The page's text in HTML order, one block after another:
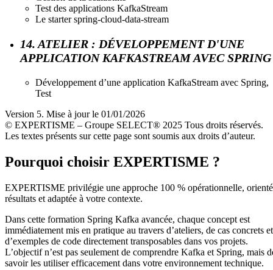
Test des applications KafkaStream
Le starter spring-cloud-data-stream
14. ATELIER : DÉVELOPPEMENT D'UNE
APPLICATION KAFKASTREAM AVEC SPRING
Développement d’une application KafkaStream avec Spring,
Test
Version 5. Mise à jour le 01/01/2026
© EXPERTISME – Groupe SELECT® 2025 Tous droits réservés.
Les textes présents sur cette page sont soumis aux droits d’auteur.
Pourquoi choisir EXPERTISME ?
EXPERTISME privilégie une approche 100 % opérationnelle,
résultats et adaptée à votre contexte.
Dans cette formation Spring Kafka avancée, chaque concept est
immédiatement mis en pratique au travers d’ateliers, de cas concrets et
d’exemples de code directement transposables dans vos projets.
L’objectif n’est pas seulement de comprendre Kafka et Spring, mais
savoir les utiliser efficacement dans votre environnement technique.